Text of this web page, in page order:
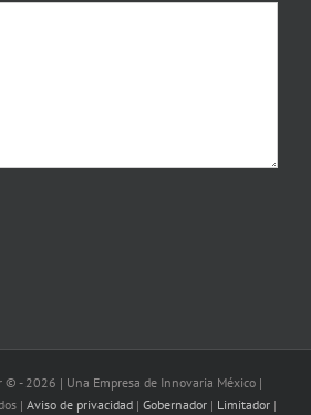
© - 2026 | Una Empresa de Innovaria México |
| Aviso de privacidad | Gobernador | Limitador |